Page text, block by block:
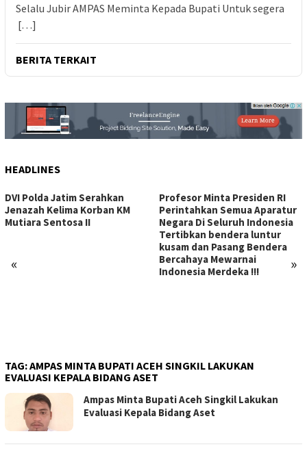
Selalu Jubir AMPAS Meminta Kepada Bupati Untuk segera
[…]
BERITA TERKAIT
HEADLINES
« »
DVI Polda Jatim Serahkan
Jenazah Kelima Korban KM
Mutiara Sentosa II
Profesor Minta Presiden RI
Perintahkan Semua Aparatur
Negara Di Seluruh Indonesia
Tertibkan bendera luntur
kusam dan Pasang Bendera
Bercahaya Mewarnai
Indonesia Merdeka !!!
TAG:AMPAS MINTA BUPATI ACEH SINGKIL LAKUKAN
EVALUASI KEPALA BIDANG ASET
Ampas Minta Bupati Aceh Singkil Lakukan
Evaluasi Kepala Bidang Aset